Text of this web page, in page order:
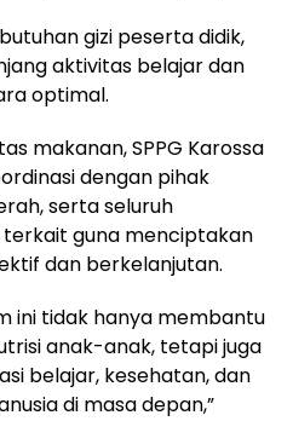
gizi peserta didik,
aktivitas belajar dan
optimal.
makanan, SPPG Karossa
dengan pihak
serta seluruh
guna menciptakan
dan berkelanjutan.
ini tidak hanya membantu
anak-anak, tetapi juga
belajar, kesehatan, dan
di masa depan,”